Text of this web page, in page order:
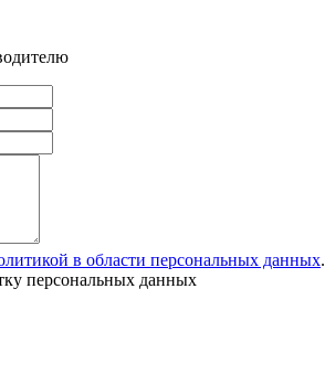
в области персональных данных.
персональных данных